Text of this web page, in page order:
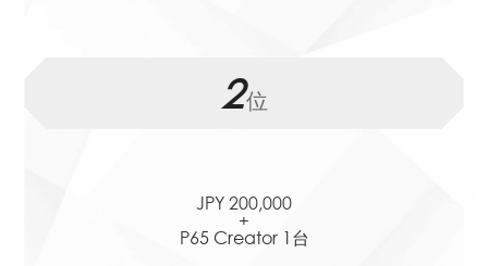
2位
JPY 200,000
+
P65 Creator 1台